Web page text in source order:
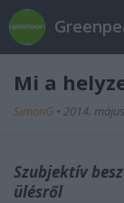
Mi a
SimonG • 2014.
Szubjektív
ülésről